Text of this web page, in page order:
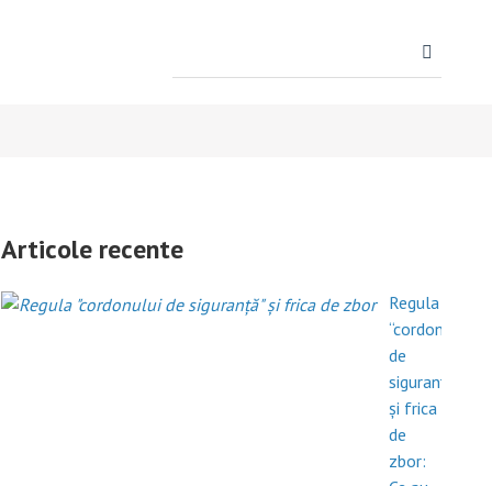
Articole recente
Regula
“cordonului
de
siguranță”
și frica
de
zbor: